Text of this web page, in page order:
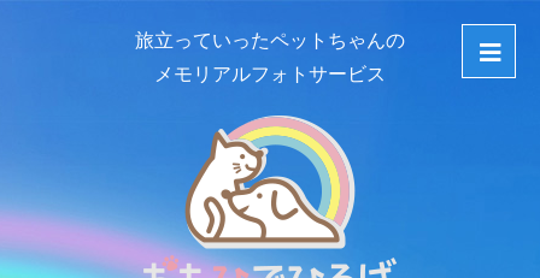
旅立っていったペットちゃんの
メモリアルフォトサービス